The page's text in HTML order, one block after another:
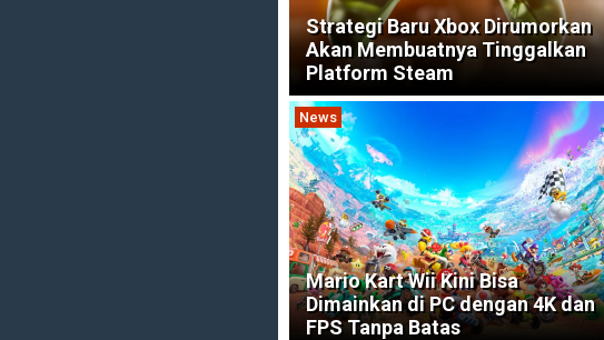
Strategi Baru Xbox Dirumorkan
Akan Membuatnya Tinggalkan
Platform Steam
News
Mario Kart Wii Kini Bisa
Dimainkan di PC dengan 4K dan
FPS Tanpa Batas